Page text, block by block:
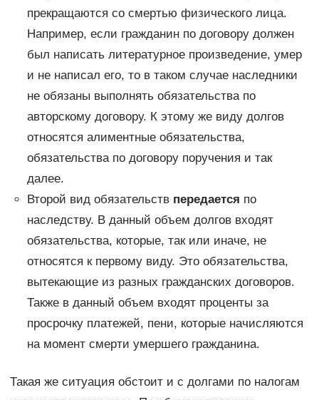
прекращаются со смертью физического лица.
Например, если гражданин по договору должен
был написать литературное произведение, умер
и не написал его, то в таком случае наследники
не обязаны выполнять обязательства по
авторскому договору. К этому же виду долгов
относятся алиментные обязательства,
обязательства по договору поручения и так
далее.
Второй вид обязательств передается по
наследству. В данный объем долгов входят
обязательства, которые, так или иначе, не
относятся к первому виду. Это обязательства,
вытекающие из разных гражданских договоров.
Также в данный объем входят проценты за
просрочку платежей, пени, которые начисляются
на момент смерти умершего гражданина.
Такая же ситуация обстоит и с долгами по налогам